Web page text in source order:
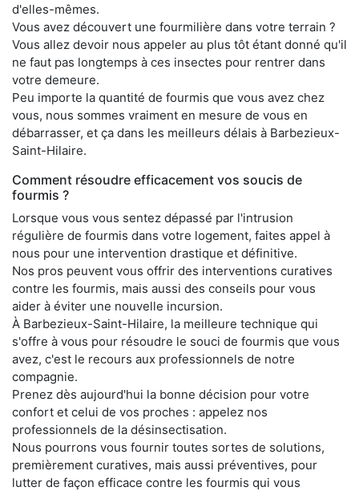
d'elles-mêmes.
Vous avez découvert une fourmilière dans votre terrain ?
Vous allez devoir nous appeler au plus tôt étant donné qu'il
ne faut pas longtemps à ces insectes pour rentrer dans
votre demeure.
Peu importe la quantité de fourmis que vous avez chez
vous, nous sommes vraiment en mesure de vous en
débarrasser, et ça dans les meilleurs délais à Barbezieux-
Saint-Hilaire.
Comment résoudre efficacement vos soucis de
fourmis ?
Lorsque vous vous sentez dépassé par l'intrusion
régulière de fourmis dans votre logement, faites appel à
nous pour une intervention drastique et définitive.
Nos pros peuvent vous offrir des interventions curatives
contre les fourmis, mais aussi des conseils pour vous
aider à éviter une nouvelle incursion.
À Barbezieux-Saint-Hilaire, la meilleure technique qui
s'offre à vous pour résoudre le souci de fourmis que vous
avez, c'est le recours aux professionnels de notre
compagnie.
Prenez dès aujourd'hui la bonne décision pour votre
confort et celui de vos proches : appelez nos
professionnels de la désinsectisation.
Nous pourrons vous fournir toutes sortes de solutions,
premièrement curatives, mais aussi préventives, pour
lutter de façon efficace contre les fourmis qui vous